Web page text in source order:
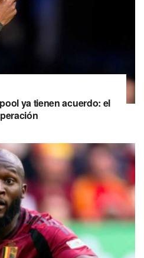
ya tienen acuerdo: el